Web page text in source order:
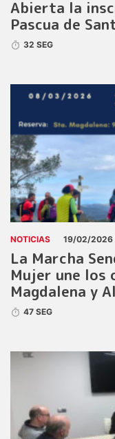
Abierta la
Pascua de
32 SEG
NOTICIAS 19/02/2026
La Marcha
Mujer une los
Magdalena y
47 SEG